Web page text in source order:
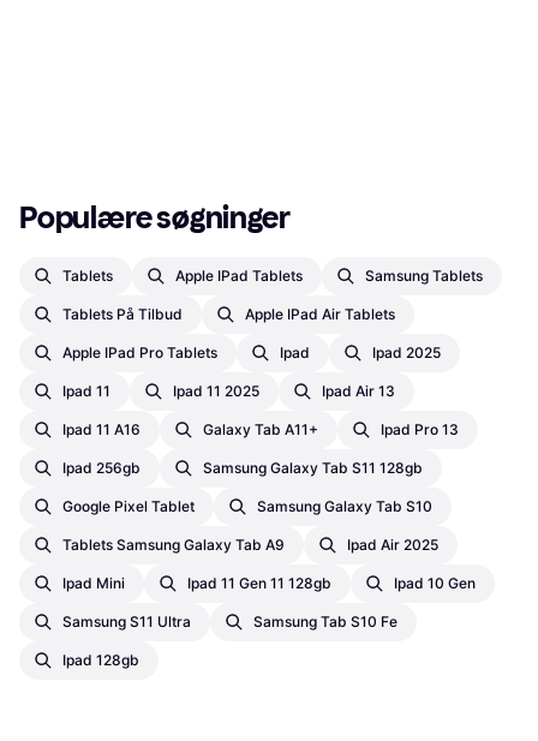
Populære søgninger
Tablets Apple IPad Tablets Samsung Tablets
Tablets På Tilbud Apple IPad Air Tablets
Apple IPad Pro Tablets Ipad Ipad 2025
Ipad 11 Ipad 11 2025 Ipad Air 13
Ipad 11 A16 Galaxy Tab A11+ Ipad Pro 13
Ipad 256gb Samsung Galaxy Tab S11 128gb
Google Pixel Tablet Samsung Galaxy Tab S10
Tablets Samsung Galaxy Tab A9 Ipad Air 2025
Ipad Mini Ipad 11 Gen 11 128gb Ipad 10 Gen
Samsung S11 Ultra Samsung Tab S10 Fe
Ipad 128gb